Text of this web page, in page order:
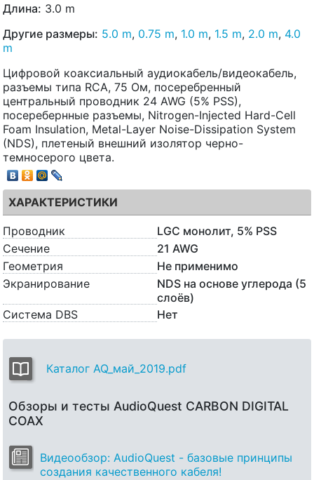
Длина: 3.0 m
Другие размеры: 5.0 m, 0.75 m, 1.0 m, 1.5 m, 2.0 m, 4.0
m
Цифровой коаксиальный аудиокабель/видеокабель,
разъемы типа RCA, 75 Ом, посеребренный
центральный проводник 24 AWG (5% PSS),
посеребернные разъемы, Nitrogen-Injected Hard-Cell
Foam Insulation, Metal-Layer Noise-Dissipation System
(NDS), плетеный внешний изолятор черно-
темносерого цвета.
ХАРАКТЕРИСТИКИ
Проводник
LGC монолит, 5% PSS
Сечение
21 AWG
Геометрия
Не применимо
Экранирование
NDS на основе углерода (5
слоёв)
Система DBS
Нет
Каталог AQ_май_2019.pdf
Обзоры и тесты AudioQuest CARBON DIGITAL
COAX
Видеообзор: AudioQuest - базовые принципы
создания качественного кабеля!